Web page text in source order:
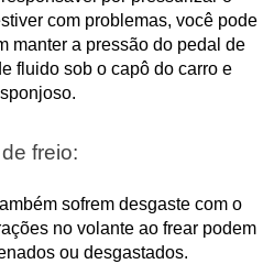
com problemas, você pode
manter a pressão do pedal de
fluido sob o capô do carro e
freio:
sofrem desgaste com o
no volante ao frear podem
ou desgastados.